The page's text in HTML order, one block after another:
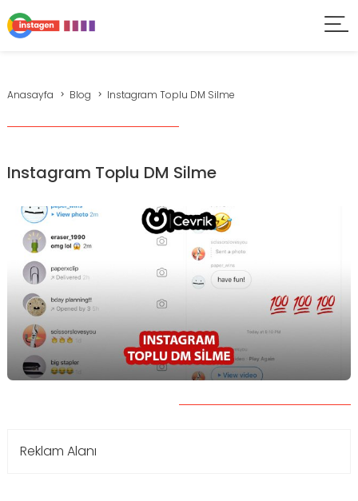
Anasayfa Blog Instagram Toplu DM Silme
Instagram Toplu DM Silme
Reklam Alanı